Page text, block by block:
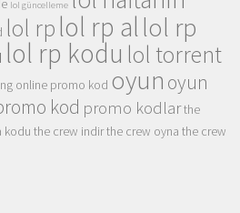
lol güncelleme
lol rplol rp allol rp
lol rp kodu lol torrent
online promo kod oyun oyun
kod promo kodlarthe
kodu the crew indirthe crew oyna the crew